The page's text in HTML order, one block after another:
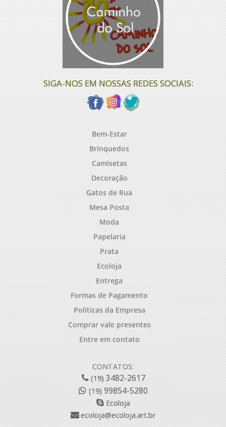
SIGA-NOS EM NOSSAS REDES SOCIAIS:
Bem-Estar
Brinquedos
Camisetas
Decoração
Gatos de Rua
Mesa Posta
Moda
Papelaria
Prata
Ecoloja
Entrega
Formas de Pagamento
Políticas da Empresa
Comprar vale presentes
Entre em contato
CONTATOS:
(19)3482-2617
(19)99854-5280
Ecoloja
ecoloja@ecoloja.art.br